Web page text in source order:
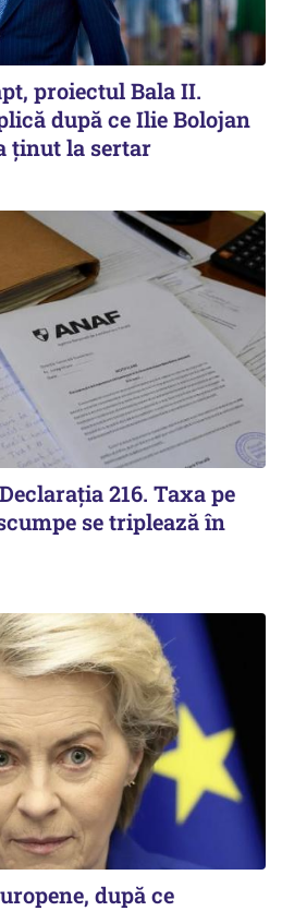
proiectul Bala II.
după ce Ilie Bolojan
ținut la sertar
216. Taxa pe
se triplează în
după ce